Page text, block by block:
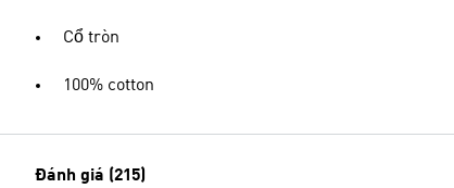
Cổ tròn
100% cotton
Đánh giá (215)